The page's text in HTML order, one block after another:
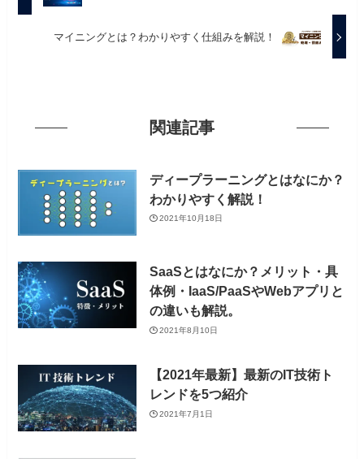
マイニングとは？わかりやすく仕組みを解説！
関連記事
ディープラーニングとはなにか？
わかりやすく解説！
2021年10月18日
SaaSとはなにか？メリット・具
体例・IaaS/PaaSやWebアプリと
の違いも解説。
2021年8月10日
【2021年最新】最新のIT技術ト
レンドを5つ紹介
2021年7月1日